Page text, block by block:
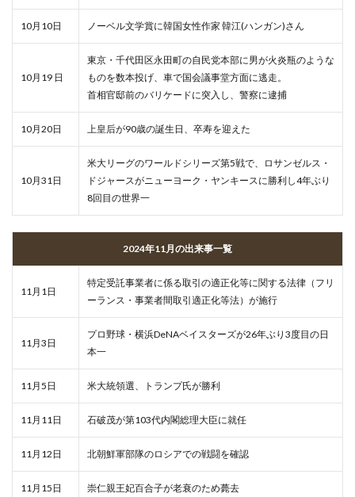
10月10日 ノーベル文学賞に韓国女性作家 韓江(ハンガン)さん
10月19 日
東京・千代田区永田町の自民党本部に男が火炎瓶のような
ものを数本投げ、車で国会議事堂方面に逃走。
首相官邸前のバリケードに突入し、警察に逮捕
10月20日 上皇后が90歳の誕生日、卒寿を迎えた
10月31日
米大リーグのワールドシリーズ第5戦で、ロサンゼルス・
ドジャースがニューヨーク・ヤンキースに勝利し4年ぶり
8回目の世界一
2024年11月の出来事一覧
11月1日
特定受託事業者に係る取引の適正化等に関する法律（フリ
ーランス・事業者間取引適正化等法）が施行
11月3日
プロ野球・横浜DeNAベイスターズが26年ぶり3度目の日
本一
11月5日 米大統領選、トランプ氏が勝利
11月11日 石破茂が第103代内閣総理大臣に就任
11月12日 北朝鮮軍部隊のロシアでの戦闘を確認
11月15日 崇仁親王妃百合子が老衰のため薨去